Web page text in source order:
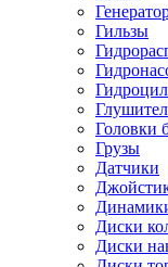
Гильзы
Головки
Грузы
Датчики
Диски
Диски